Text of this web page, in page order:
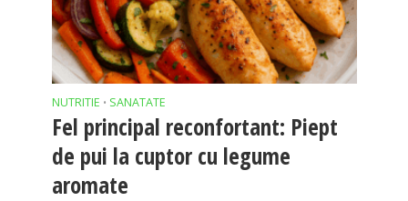
NUTRITIE • SANATATE
Fel principal reconfortant: Piept
de pui la cuptor cu legume
aromate